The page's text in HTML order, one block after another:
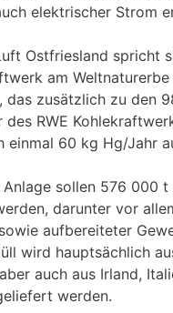
elektrischer Strom
Ostfriesland spricht
am Weltnaturerbe
das zusätzlich zu den
des RWE
einmal 60 kg Hg/Jahr
Anlage sollen 576 000
darunter vor
aufbereiteter
wird hauptsächlich
auch aus Irland,
werden.